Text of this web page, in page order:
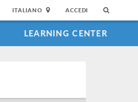
ITALIANO ACCEDI
LEARNING CENTER